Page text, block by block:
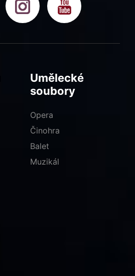
Umělecké
soubory
Opera
Činohra
Balet
Muzikál